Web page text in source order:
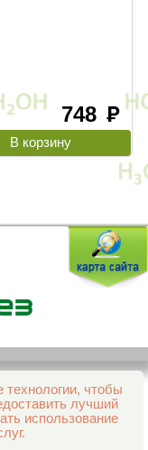
748 руб
чтобы
лучший
использование